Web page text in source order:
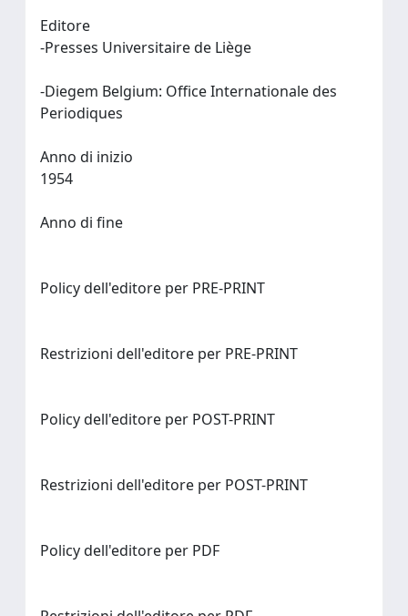
Editore
-Presses Universitaire de Liège
-Diegem Belgium: Office Internationale des
Anno di inizio
Anno di fine
Policy dell'editore per PRE-PRINT
Restrizioni dell'editore per PRE-PRINT
Policy dell'editore per POST-PRINT
Restrizioni dell'editore per POST-PRINT
Policy dell'editore per PDF